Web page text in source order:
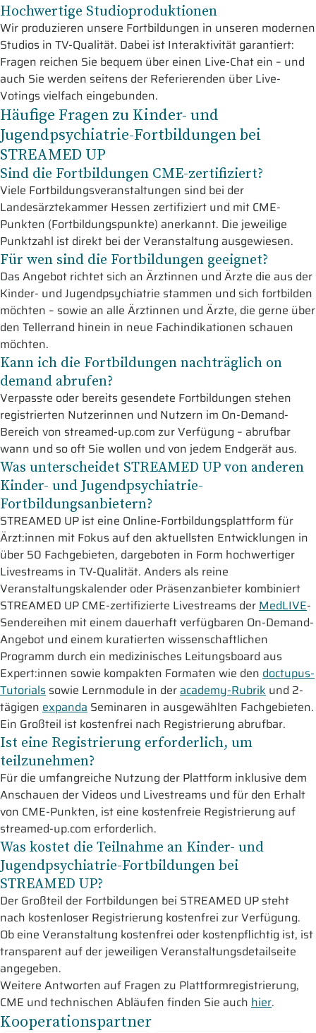
Hochwertige Studioproduktionen
Wir produzieren unsere Fortbildungen in unseren modernen
Studios in TV-Qualität. Dabei ist Interaktivität garantiert:
Fragen reichen Sie bequem über einen Live-Chat ein – und
auch Sie werden seitens der Referierenden über Live-
Votings vielfach eingebunden.
Häufige Fragen zu Kinder- und
Jugendpsychiatrie-Fortbildungen bei
STREAMED UP
Sind die Fortbildungen CME-zertifiziert?
Viele Fortbildungsveranstaltungen sind bei der
Landesärztekammer Hessen zertifiziert und mit CME-
Punkten (Fortbildungspunkte) anerkannt. Die jeweilige
Punktzahl ist direkt bei der Veranstaltung ausgewiesen.
Für wen sind die Fortbildungen geeignet?
Das Angebot richtet sich an Ärztinnen und Ärzte die aus der
Kinder- und Jugendpsychiatrie stammen und sich fortbilden
möchten – sowie an alle Ärztinnen und Ärzte, die gerne über
den Tellerrand hinein in neue Fachindikationen schauen
möchten.
Kann ich die Fortbildungen nachträglich on
demand abrufen?
Verpasste oder bereits gesendete Fortbildungen stehen
registrierten Nutzerinnen und Nutzern im On-Demand-
Bereich von streamed-up.com zur Verfügung – abrufbar
wann und so oft Sie wollen und von jedem Endgerät aus.
Was unterscheidet STREAMED UP von anderen
Kinder- und Jugendpsychiatrie-
Fortbildungsanbietern?
STREAMED UP ist eine Online-Fortbildungsplattform für
Ärzt:innen mit Fokus auf den aktuellsten Entwicklungen in
über 50 Fachgebieten, dargeboten in Form hochwertiger
Livestreams in TV-Qualität. Anders als reine
Veranstaltungskalender oder Präsenzanbieter kombiniert
STREAMED UP CME-zertifizierte Livestreams derMedLIVE-
Sendereihen mit einem dauerhaft verfügbaren On-Demand-
Angebot und einem kuratierten wissenschaftlichen
Programm durch ein medizinisches Leitungsboard aus
Expert:innen sowie kompakten Formaten wie den doctupus-
Tutorials sowie Lernmodule in deracademy-Rubrik und 2-
tägigen expanda Seminaren in ausgewählten Fachgebieten.
Ein Großteil ist kostenfrei nach Registrierung abrufbar.
Ist eine Registrierung erforderlich, um
teilzunehmen?
Für die umfangreiche Nutzung der Plattform inklusive dem
Anschauen der Videos und Livestreams und für den Erhalt
von CME-Punkten, ist eine kostenfreie Registrierung auf
streamed-up.com erforderlich.
Was kostet die Teilnahme an Kinder- und
Jugendpsychiatrie-Fortbildungen bei
STREAMED UP?
Der Großteil der Fortbildungen bei STREAMED UP steht
nach kostenloser Registrierung kostenfrei zur Verfügung.
Ob eine Veranstaltung kostenfrei oder kostenpflichtig ist, ist
transparent auf der jeweiligen Veranstaltungsdetailseite
angegeben.
Weitere Antworten auf Fragen zu Plattformregistrierung,
CME und technischen Abläufen finden Sie auch hier.
Kooperationspartner